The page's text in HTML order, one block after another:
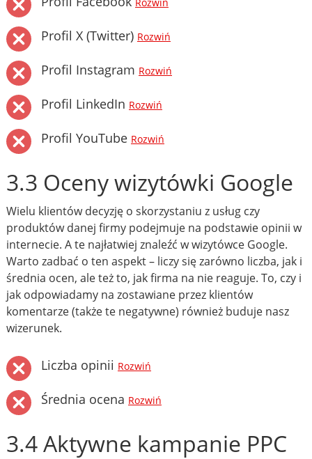
Rozwiń
Profil X (Twitter) Rozwiń
Profil Instagram Rozwiń
Profil LinkedIn Rozwiń
Profil YouTube Rozwiń
3.3 Oceny wizytówki Google
Wielu klientów decyzję o skorzystaniu z usług czy
produktów danej firmy podejmuje na podstawie opinii w
internecie. A te najłatwiej znaleźć w wizytówce Google.
Warto zadbać o ten aspekt – liczy się zarówno liczba, jak i
średnia ocen, ale też to, jak firma na nie reaguje. To, czy i
jak odpowiadamy na zostawiane przez klientów
komentarze (także te negatywne) również buduje nasz
wizerunek.
Liczba opinii Rozwiń
Średnia ocena Rozwiń
3.4 Aktywne kampanie PPC